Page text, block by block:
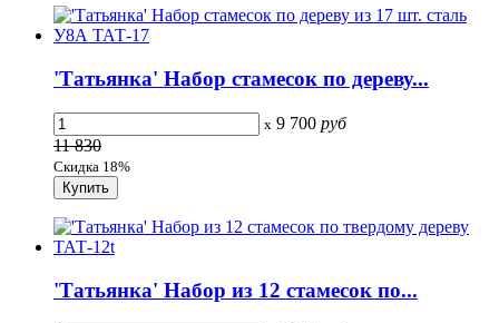
'Татьянка' Набор стамесок по дереву...
x 9 700 руб
11 830
Скидка 18%
'Татьянка' Набор из 12 стамесок по...